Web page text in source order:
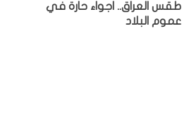
طقس العراق.. اجواء حارة في
عموم البلاد